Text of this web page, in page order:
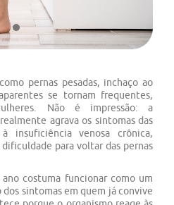
pernas pesadas, inchaço ao
se tornam frequentes,
Não é impressão: a
agrava os sintomas das
insuficiência venosa crônica,
para voltar das pernas
costuma funcionar como um
sintomas em quem já convive